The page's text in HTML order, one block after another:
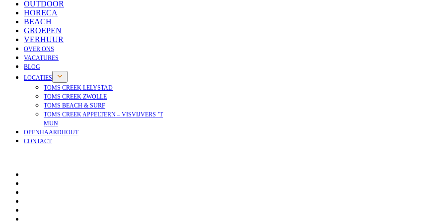
OUTDOOR
HORECA
BEACH
GROEPEN
VERHUUR
OVER ONS
VACATURES
BLOG
LOCATIES
TOMS CREEK LELYSTAD
TOMS CREEK ZWOLLE
TOMS BEACH & SURF
TOMS CREEK APPELTERN – VISVIJVERS ’T
MUN
OPENHAARDHOUT
CONTACT